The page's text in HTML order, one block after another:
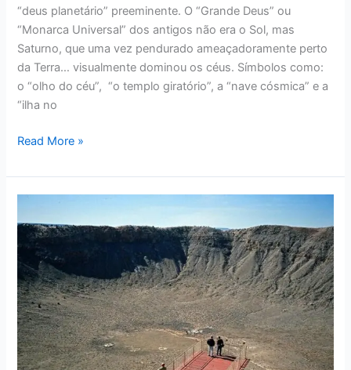
“deus planetário” preeminente. O “Grande Deus” ou
“Monarca Universal” dos antigos não era o Sol, mas
Saturno, que uma vez pendurado ameaçadoramente perto
da Terra… visualmente dominou os céus. Símbolos como:
o “olho do céu”, “o templo giratório”, a “nave cósmica” e a
“ilha no
Read More »
A
Verdadeira
Idade
Da
Terra?